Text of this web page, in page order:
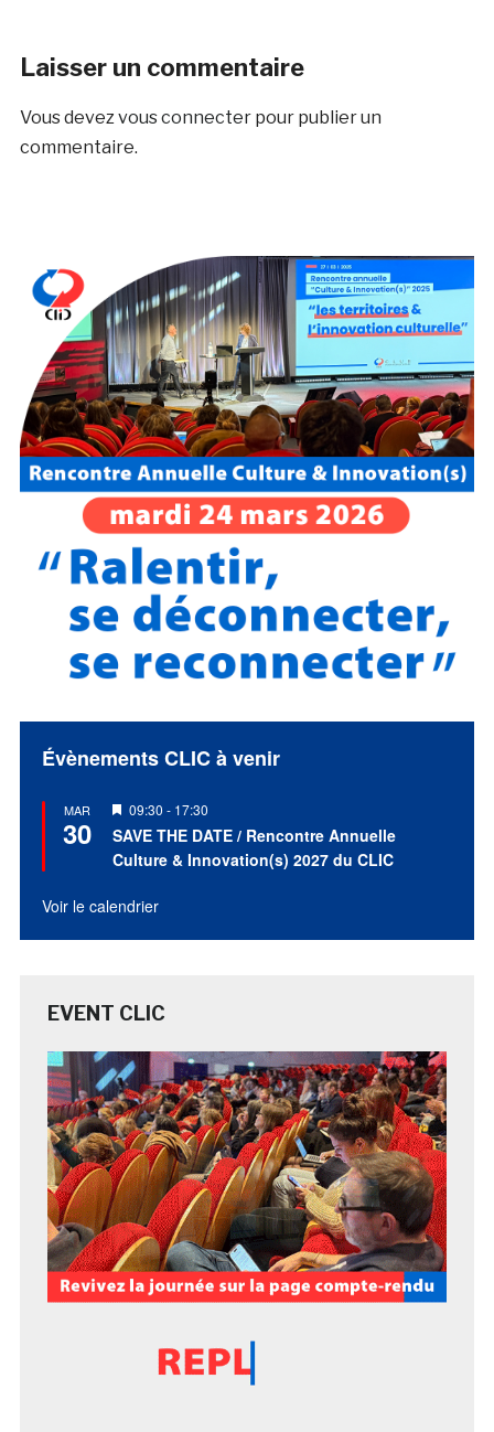
Laisser un commentaire
Vous devezvous connecterpour publier un
commentaire.
Évènements CLIC à venir
MAR
30
Mis
en
avant
09:30 - 17:30
SAVE THE DATE / Rencontre Annuelle
Culture & Innovation(s) 2027 du CLIC
Voir le calendrier
EVENT CLIC